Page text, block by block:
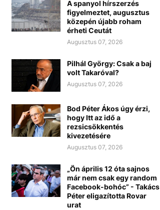
A spanyol hírszerzés
figyelmeztet, augusztus
közepén újabb roham
érheti Ceutát
Augusztus 07, 2026
Pilhál György: Csak a baj
volt Takaróval?
Augusztus 07, 2026
Bod Péter Ákos úgy érzi,
hogy Itt az idő a
rezsicsökkentés
kivezetésére
Augusztus 07, 2026
„Ön április 12 óta sajnos
már nem csak egy random
Facebook-bohóc” - Takács
Péter eligazította Rovar
urat